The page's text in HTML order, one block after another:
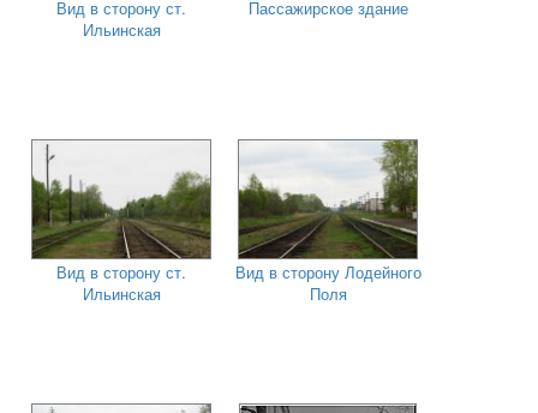
Вид в сторону ст.
Ильинская
Пассажирское здание
Вид в сторону ст.
Ильинская
Вид в сторону Лодейного
Поля